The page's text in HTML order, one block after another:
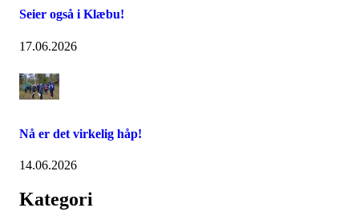
Seier også i Klæbu!
17.06.2026
Nå er det virkelig håp!
14.06.2026
Kategori